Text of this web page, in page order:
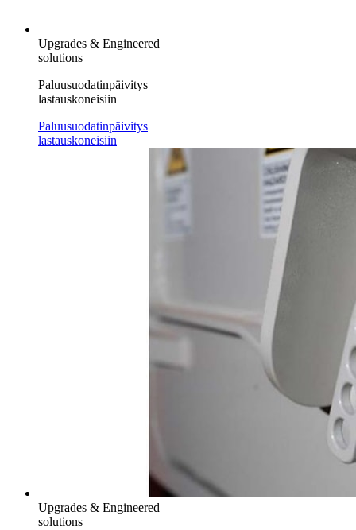
Upgrades & Engineered
solutions
Paluusuodatinpäivitys
lastauskoneisiin
Paluusuodatinpäivitys
lastauskoneisiin
Upgrades & Engineered
solutions